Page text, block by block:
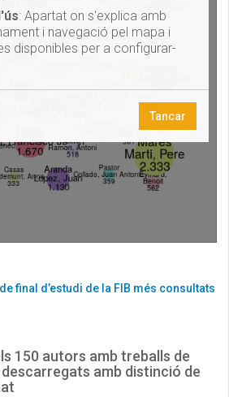
final d’estudi de la FIB més consultats
150 autors amb treballs de
descarregats amb distinció de